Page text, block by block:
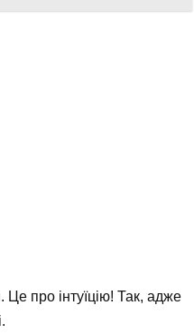
про інтуїцію! Так, адже